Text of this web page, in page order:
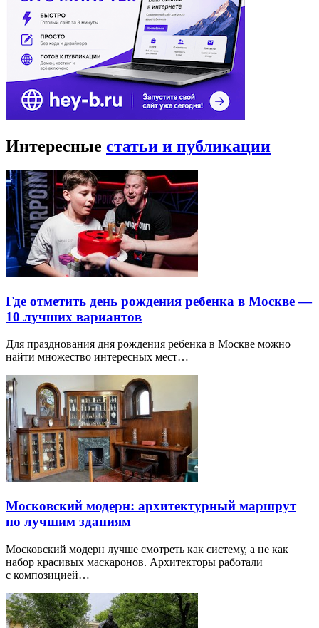
Интересные статьи и публикации
Где отметить день рождения ребенка в Москве —
10 лучших вариантов
Для празднования дня рождения ребенка в Москве можно
найти множество интересных мест…
Московский модерн: архитектурный маршрут
по лучшим зданиям
Московский модерн лучше смотреть как систему, а не как
набор красивых маскаронов. Архитекторы работали
с композицией…